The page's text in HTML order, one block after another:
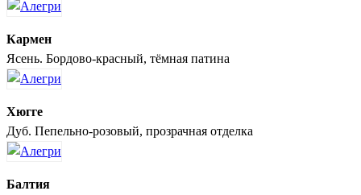
Кармен
Ясень. Бордово-красный, тёмная патина
Хюгге
Дуб. Пепельно-розовый, прозрачная отделка
Балтия